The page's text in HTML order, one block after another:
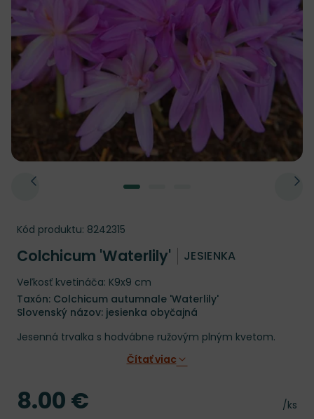
Kód produktu: 8242315
Colchicum 'Waterlily' JESIENKA
Veľkosť kvetináča: K9x9 cm
Taxón: Colchicum autumnale 'Waterlily'
Slovenský názov: jesienka obyčajná
Jesenná trvalka s hodvábne ružovým plným kvetom.
Čítať viac
Cena
/ks
Cena
8.00 €